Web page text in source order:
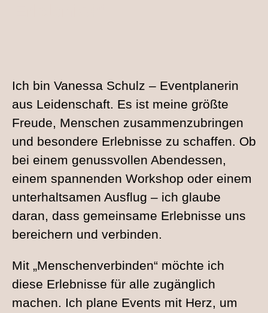
Ich bin Vanessa Schulz – Eventplanerin
aus Leidenschaft. Es ist meine größte
Freude, Menschen zusammenzubringen
und besondere Erlebnisse zu schaffen. Ob
bei einem genussvollen Abendessen,
einem spannenden Workshop oder einem
unterhaltsamen Ausflug – ich glaube
daran, dass gemeinsame Erlebnisse uns
bereichern und verbinden.
Mit „Menschenverbinden“ möchte ich
diese Erlebnisse für alle zugänglich
machen. Ich plane Events mit Herz, um